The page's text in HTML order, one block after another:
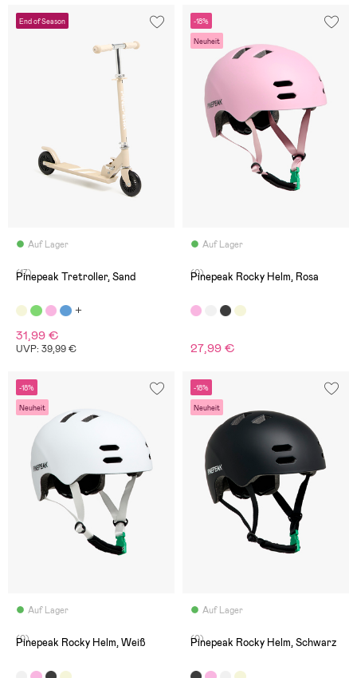
End of Season
Auf Lager
(17)
Pinepeak Tretroller, Sand
31,99 €
UVP: 39,99 €
-18%
Neuheit
Auf Lager
(0)
Pinepeak Rocky Helm, Rosa
27,99 €
-18%
Neuheit
Auf Lager
(0)
Pinepeak Rocky Helm, Weiß
-18%
Neuheit
Auf Lager
(0)
Pinepeak Rocky Helm, Schwarz